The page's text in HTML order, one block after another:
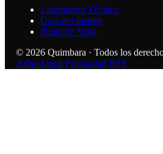
Laboratorio Técnico
Guía del Insider
Punto de Vista
© 2026 Quimbara · Todos los
Aviso Legal Privacidad RSS